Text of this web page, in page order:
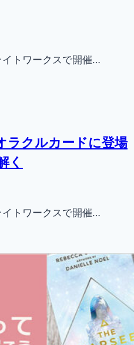
トワークスで開催…
ラクルカードに登場
く
トワークスで開催…